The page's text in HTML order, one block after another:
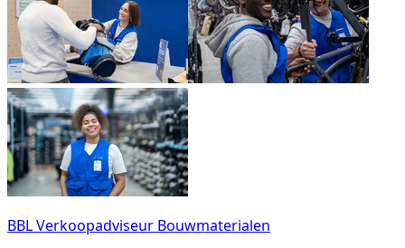
BBL Verkoopadviseur Bouwmaterialen